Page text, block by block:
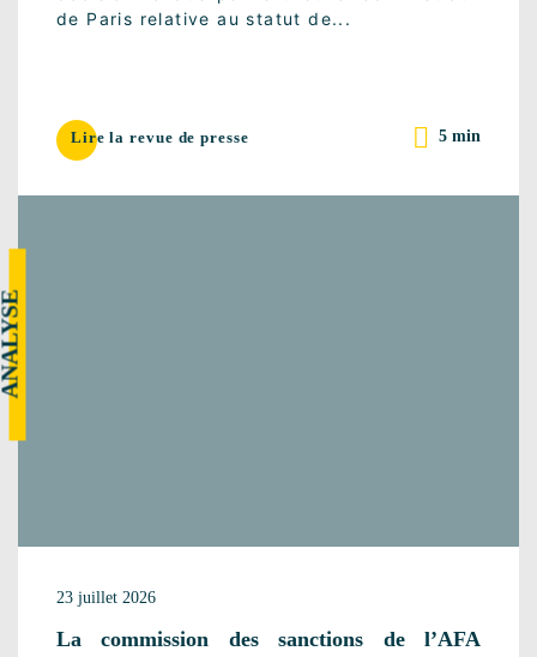
de Paris relative au statut de...
Lire la revue de presse 5 min
23 juillet 2026
La commission des sanctions de l’AFA